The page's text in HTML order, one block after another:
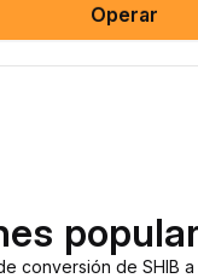
Operar
conversión de SHIB